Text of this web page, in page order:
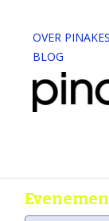
OVER PINAKES
BLOG